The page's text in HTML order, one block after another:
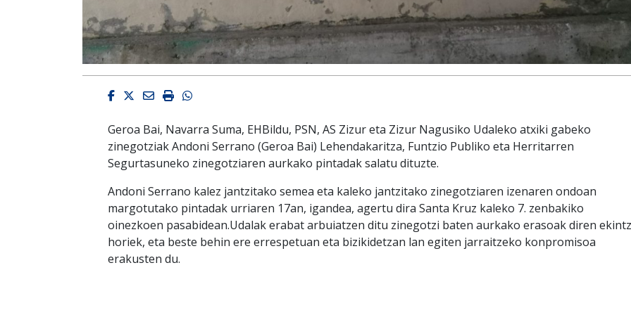
Facebook
Twitter
EmailImprimirWhatsapp
Geroa Bai, Navarra Suma, EHBildu, PSN, AS Zizur eta Zizur Nagusiko Udaleko atxiki gabeko
zinegotziak Andoni Serrano (Geroa Bai) Lehendakaritza, Funtzio Publiko eta Herritarren
Segurtasuneko zinegotziaren aurkako pintadak salatu dituzte.
Andoni Serrano kalez jantzitako semea eta kaleko jantzitako zinegotziaren izenaren ondoan
margotutako pintadak urriaren 17an, igandea, agertu dira Santa Kruz kaleko 7. zenbakiko
oinezkoen pasabidean.Udalak erabat arbuiatzen ditu zinegotzi baten aurkako erasoak diren
horiek, eta beste behin ere errespetuan eta bizikidetzan lan egiten jarraitzeko konpromisoa
erakusten du.